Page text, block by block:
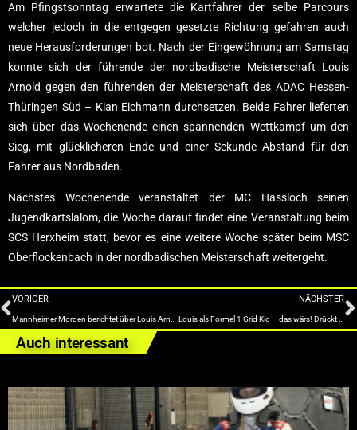
Am Pfingstsonntag erwartete die Kartfahrer der selbe Parcours
welcher jedoch in die entgegen gesetzte Richtung gefahren auch
neue Herausforderungen bot. Nach der Eingewöhnung am Samstag
konnte sich der führende der nordbadische Meisterschaft Louis
Arnold gegen den führenden der Meisterschaft des ADAC Hessen-
Thüringen Süd – Kian Eichmann durchsetzen. Beide Fahrer lieferten
sich über das Wochenende einen spannenden Wettkampf um den
Sieg, mit glücklicheren Ende und einer Sekunde Abstand für den
Fahrer aus Nordbaden.
Nächstes Wochenende veranstaltet der MC Hassloch seinen
Jugendkartslalom, die Woche darauf findet eine Veranstaltung beim
SCS Herxheim statt, bevor es eine weitere Woche später beim MSC
Oberflockenbach in der nordbadischen Meisterschaft weitergeht.
VORIGER NÄCHSTER
Auch interessant